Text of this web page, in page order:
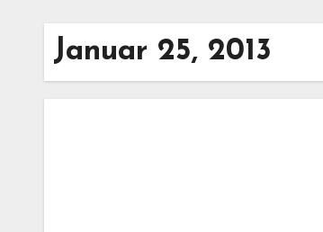
Januar 25, 2013